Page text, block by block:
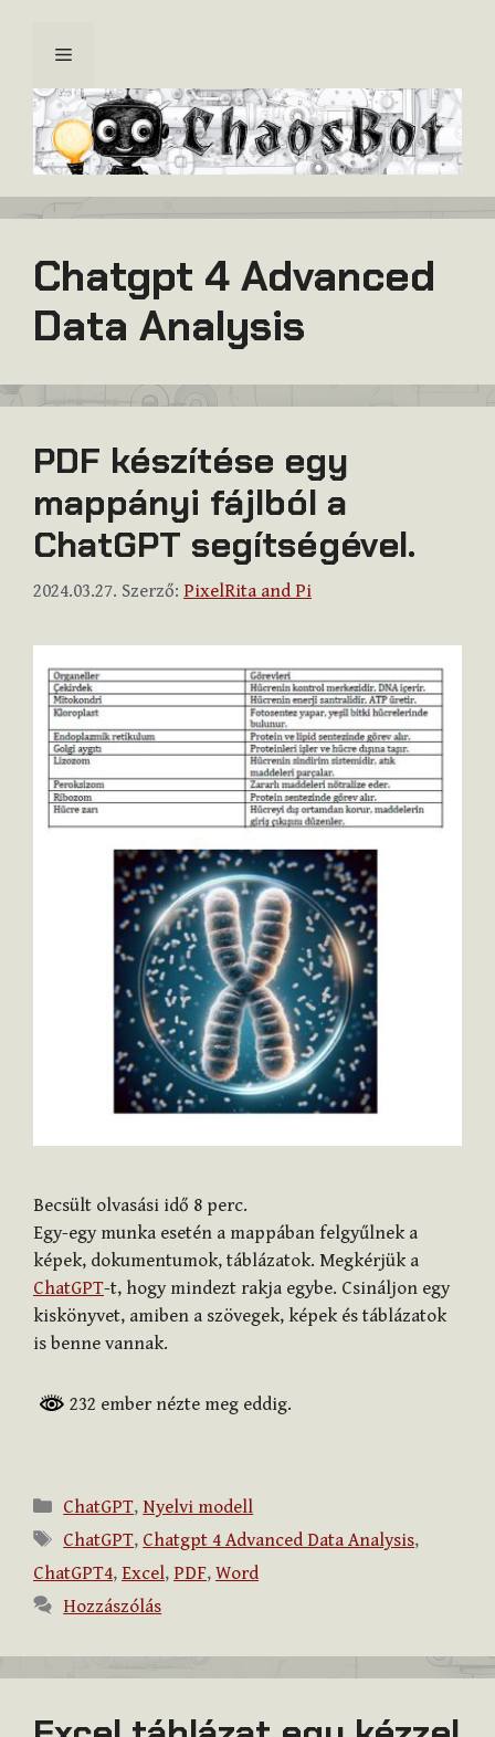
tartalomba
Menü
Chatgpt 4 Advanced
Data Analysis
PDF készítése egy
mappányi fájlból a
ChatGPT segítségével.
2024.03.27. Szerző: PixelRita and Pi
Becsült olvasási idő 8 perc.
Egy-egy munka esetén a mappában felgyűlnek a
képek, dokumentumok, táblázatok. Megkérjük a
ChatGPT-t, hogy mindezt rakja egybe. Csináljon egy
kiskönyvet, amiben a szövegek, képek és táblázatok
is benne vannak.
232 ember nézte meg eddig.
Kategória
ChatGPT, Nyelvi modell
Címkék
ChatGPT, Chatgpt 4 Advanced Data Analysis,
ChatGPT4, Excel, PDF, Word
Hozzászólás